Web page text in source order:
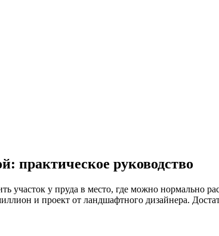
практическое руководство
участок у пруда в место, где можно нормально
и проект от ландшафтного дизайнера.